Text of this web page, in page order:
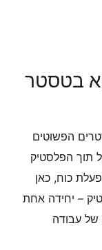
בטסטר
הפשוטים
תוך הפלסטיק
כוח, כאן
– יחידה אחת
של עבודה